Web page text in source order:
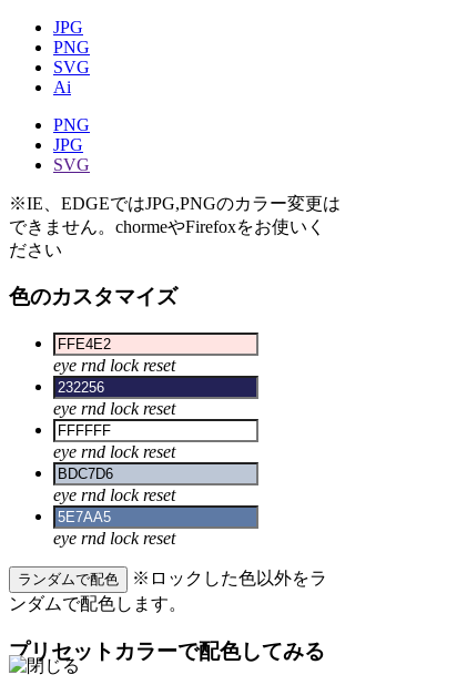
JPG
PNG
SVG
Ai
PNG
JPG
SVG
※IE、EDGEではJPG,PNGのカラー変更は
できません。chormeやFirefoxをお使いく
ださい
色のカスタマイズ
eye rnd lock reset
eye rnd lock reset
eye rnd lock reset
eye rnd lock reset
eye rnd lock reset
ランダムで配色
※ロックした色以外をラ
ンダムで配色します。
プリセットカラーで配色してみる